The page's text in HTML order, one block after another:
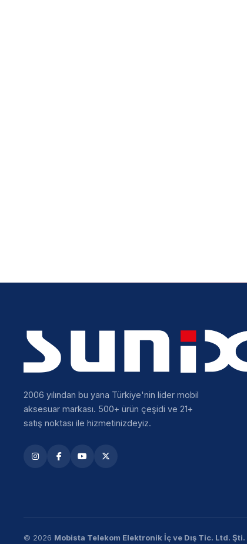
2006 yılından bu yana Türkiye'nin lider mobil
aksesuar markası. 500+ ürün çeşidi ve 21+
satış noktası ile hizmetinizdeyiz.
© 2026 Mobista Telekom Elektronik İç ve Dış Tic. Ltd. Şti.